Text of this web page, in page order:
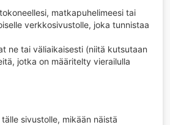
matkapuhelimeesi tai
verkkosivustolle, joka tunnistaa
ne tai väliaikaisesti (niitä kutsutaan
jotka on määritelty vierailulla
sivustolle, mikään näistä